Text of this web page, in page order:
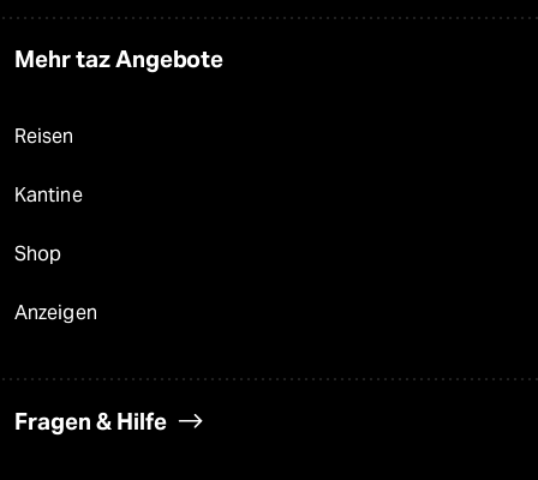
Mehr taz Angebote
Reisen
Kantine
Shop
Anzeigen
Fragen & Hilfe